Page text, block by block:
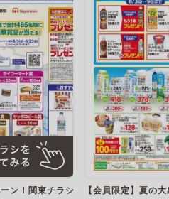
ン！関東チラシ 【会員限定】夏の